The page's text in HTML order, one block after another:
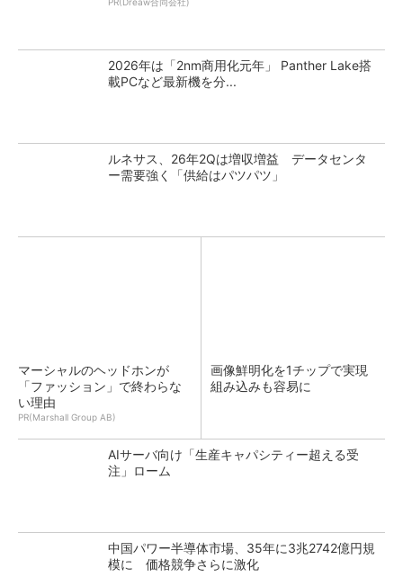
2026年は「2nm商用化元年」 Panther Lake搭
載PCなど最新機を分...
ルネサス、26年2Qは増収増益 データセンタ
ー需要強く「供給はパツパツ」
マーシャルのヘッドホンが
「ファッション」で終わらな
い理由
PR(Marshall Group AB)
画像鮮明化を1チップで実現
組み込みも容易に
AIサーバ向け「生産キャパシティー超える受
注」ローム
中国パワー半導体市場、35年に3兆2742億円規
模に 価格競争さらに激化